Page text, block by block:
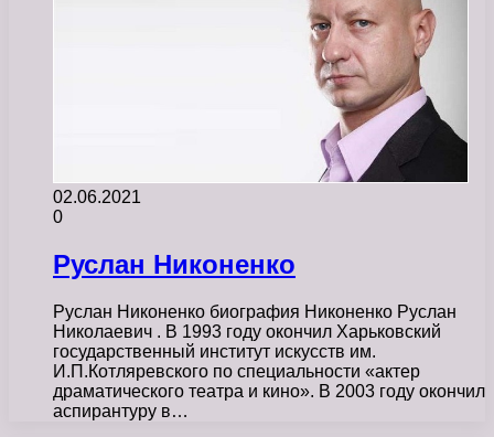
02.06.2021
0
Руслан Никоненко
Руслан Никоненко биография Никоненко Руслан
Николаевич . В 1993 году окончил Харьковский
государственный институт искусств им.
И.П.Котляревского по специальности «актер
драматического театра и кино». В 2003 году окончил
аспирантуру в…